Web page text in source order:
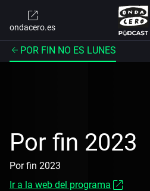
ondacero.es
POR FIN NO ES LUNES
Por fin 2023
Por fin 2023
Ir a la web del programa